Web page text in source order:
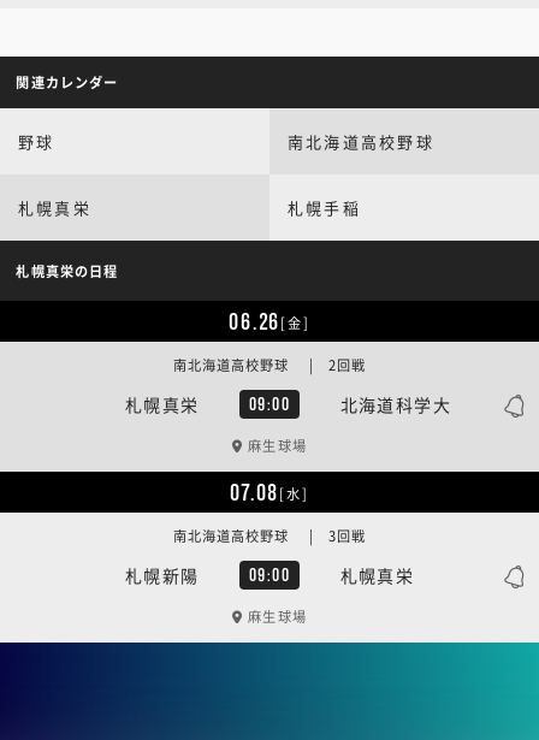
関連カレンダー
野球 南北海道高校野球
札幌真栄 札幌手稲
札幌真栄の日程
06.26[金]
札幌真栄 09:00 北海道科学大
南北海道高校野球 | 2回戦
麻生球場
07.08[水]
札幌新陽 09:00 札幌真栄
南北海道高校野球 | 3回戦
麻生球場